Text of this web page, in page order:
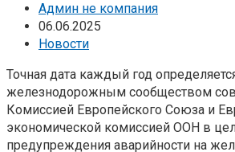
Админ не компания
06.06.2025
Новости
Точная дата каждый год
железнодорожным сообществом
Комиссией Европейского Союза и
экономической комиссией ООН в
предупреждения аварийности на